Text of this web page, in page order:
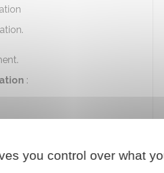
:
you control over what